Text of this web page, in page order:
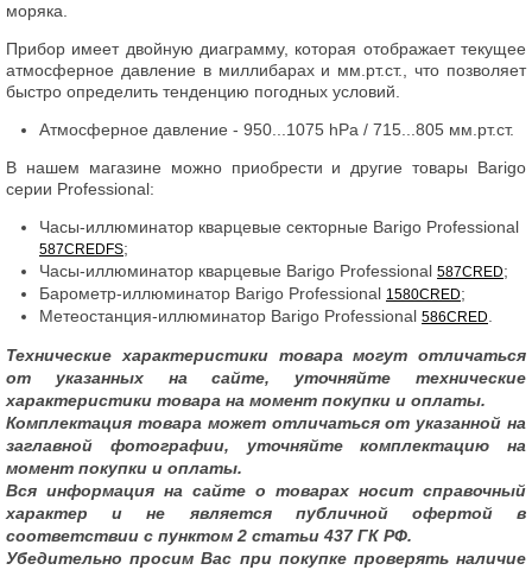
моряка.
Прибор имеет двойную диаграмму, которая отображает текущее
атмосферное давление в миллибарах и мм.рт.ст., что позволяет
быстро определить тенденцию погодных условий.
Атмосферное давление - 950...1075 hPa / 715...805 мм.рт.ст.
В нашем магазине можно приобрести и другие товары Barigo
серии Professional:
Часы-иллюминатор кварцевые секторные Barigo Professional
587CREDFS;
Часы-иллюминатор кварцевые Barigo Professional 587CRED;
Барометр-иллюминатор Barigo Professional 1580CRED;
Метеостанция-иллюминатор Barigo Professional 586CRED
Технические характеристики товара могут отличаться
от указанных на сайте, уточняйте технические
характеристики товара на момент покупки и оплаты.
Комплектация товара может отличаться от указанной на
заглавной фотографии, уточняйте комплектацию на
момент покупки и оплаты.
Вся информация на сайте о товарах носит справочный
характер и не является публичной офертой в
соответствии с пунктом 2 статьи 437 ГК РФ.
Убедительно просим Вас при покупке проверять наличие